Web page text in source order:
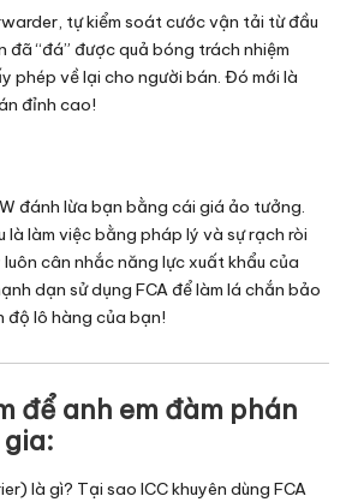
tự kiểm soát cước vận tải từ đầu
đã “đá” được quả bóng trách nhiệm
phép về lại cho người bán. Đó mới là
đỉnh cao!
đánh lừa bạn bằng cái giá ảo tưởng.
là làm việc bằng pháp lý và sự rạch ròi
luôn cân nhắc năng lực xuất khẩu của
dạn sử dụng FCA để làm lá chắn bảo
độ lô hàng của bạn!
để anh em đàm phán
gia:
là gì? Tại sao ICC khuyên dùng FCA